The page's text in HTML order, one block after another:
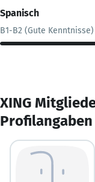
Spanisch
B1-B2 (Gute Kenntnisse)
XING
Profilangaben